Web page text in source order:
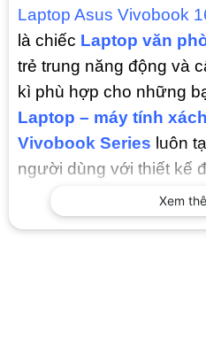
Laptop Asus Vivobook
là chiếc Laptop văn
trẻ trung năng động và
kì phù hợp cho những
Laptop – máy tính
Vivobook Series luôn
người dùng với thiết kế
trang đa dạng phù hợp
Vậy hãy cùng tìm hiểu
Vivobook 16 được
Xem